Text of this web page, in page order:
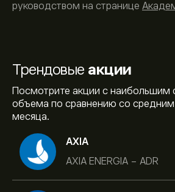
Трендовые акции
Посмотрите акции с наибольшим
объема по сравнению со
месяца.
AXIA
AXIA ENERGIA - ADR
руководством на странице